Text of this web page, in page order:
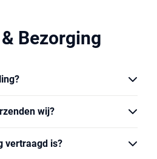
Bezorging
wij?
vertraagd is?